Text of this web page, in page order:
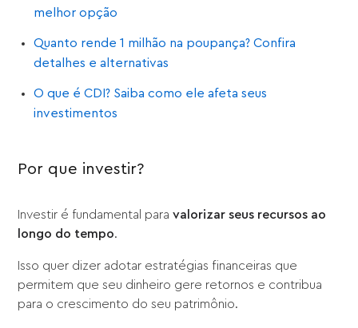
melhor opção
Quanto rende 1 milhão na poupança? Confira
detalhes e alternativas
O que é CDI? Saiba como ele afeta seus
investimentos
Por que investir?
Investir é fundamental paravalorizar seus recursos ao
longo do tempo.
Isso quer dizer adotar estratégias financeiras que
permitem que seu dinheiro gere retornos e contribua
para o crescimento do seu patrimônio.